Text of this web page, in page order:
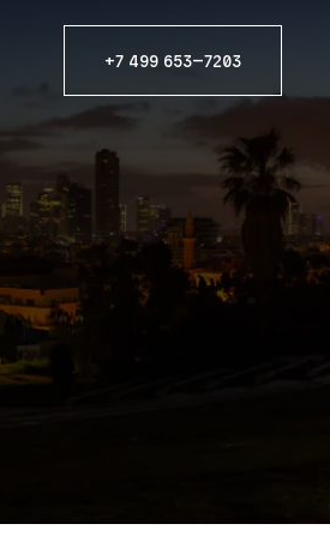
+7 499 653—7203